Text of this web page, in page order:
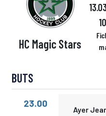
HC Magic Stars
BUTS
23.00
Ayer